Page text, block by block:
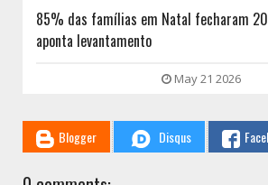
85% das famílias em Natal fecharam
aponta levantamento
May 21 2026
Blogger Disqus